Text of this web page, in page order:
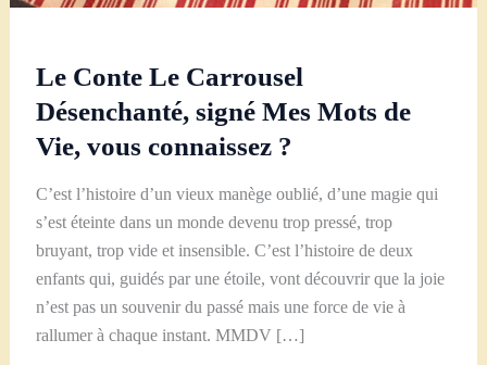
Le Conte Le Carrousel
Désenchanté, signé Mes Mots de
Vie, vous connaissez ?
C’est l’histoire d’un vieux manège oublié, d’une magie qui
s’est éteinte dans un monde devenu trop pressé, trop
bruyant, trop vide et insensible. C’est l’histoire de deux
enfants qui, guidés par une étoile, vont découvrir que la joie
n’est pas un souvenir du passé mais une force de vie à
rallumer à chaque instant. MMDV […]